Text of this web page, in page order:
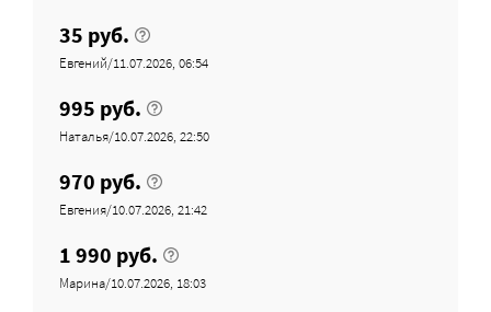
35 руб.
Евгений/11.07.2026, 06:54
995 руб.
Наталья/10.07.2026, 22:50
970 руб.
Евгения/10.07.2026, 21:42
1 990 руб.
Марина/10.07.2026, 18:03